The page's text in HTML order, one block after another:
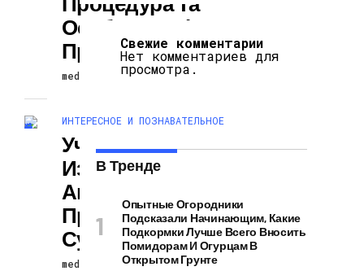
Особливості
Проведення
mediapodcast 30.07.2026
ИНТЕРЕСНОЕ И ПОЗНАВАТЕЛЬНОЕ
Ученые
Изобрели
Антибиотик
Против
Супербактерий
mediapodcast 30.07.2026
Свежие комментарии
Нет комментариев для
просмотра.
В Тренде
Опытные Огородники
Подсказали Начинающим, Какие
Подкормки Лучше Всего Вносить
Помидорам И Огурцам В
Открытом Грунте